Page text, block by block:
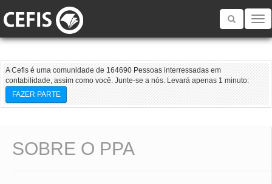
Toggle
A Cefis é uma comunidade de 164690 Pessoas interressadas em
contabilidade, assim como você. Junte-se a nós. Levará apenas 1 minuto:
FAZER PARTE
SOBRE O PPA